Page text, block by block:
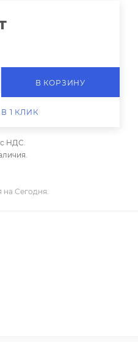
В КОРЗИНУ
1 КЛИК
с НДС.
Сегодня.